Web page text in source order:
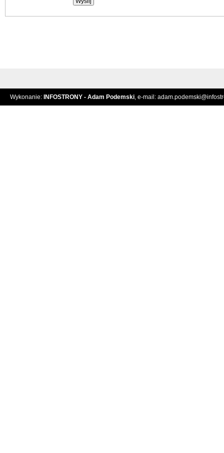
Wykonanie: INFOSTRONY - Adam Podemski, e-mail: